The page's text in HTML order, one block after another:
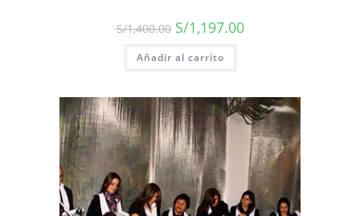
S/1,400.00 S/1,197.00
Añadir al carrito